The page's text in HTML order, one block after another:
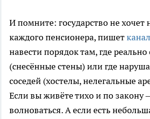
И помните: государство не хочет
каждого пенсионера, пишетканал
навести порядок там, где реально
(снесённые стены) или где
соседей (хостелы, нелегальные
Если вы живёте тихо и по
волноваться. А если есть